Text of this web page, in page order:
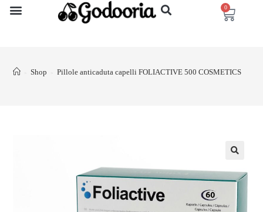
0
> Shop > Pillole anticaduta capelli FOLIACTIVE 500 COSMETICS